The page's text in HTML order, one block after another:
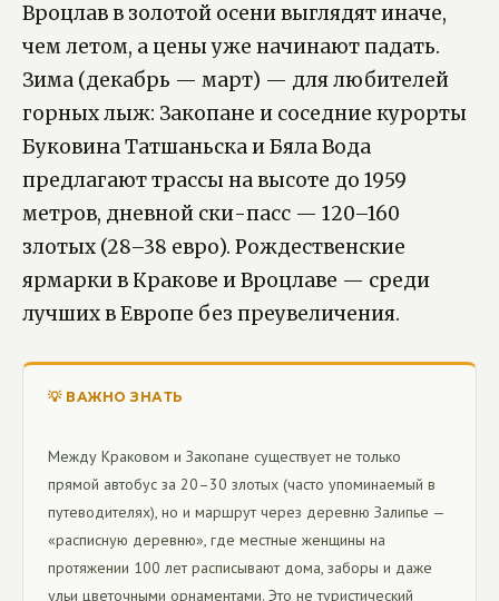
Вроцлав в золотой осени выглядят иначе,
чем летом, а цены уже начинают падать.
Зима (декабрь — март) — для любителей
горных лыж: Закопане и соседние курорты
Буковина Татшаньска и Бяла Вода
предлагают трассы на высоте до 1959
метров, дневной ски-пасс — 120–160
злотых (28–38 евро). Рождественские
ярмарки в Кракове и Вроцлаве — среди
лучших в Европе без преувеличения.
💡 ВАЖНО ЗНАТЬ
Между Краковом и Закопане существует не только
прямой автобус за 20–30 злотых (часто упоминаемый в
путеводителях), но и маршрут через деревню Залипье —
«расписную деревню», где местные женщины на
протяжении 100 лет расписывают дома, заборы и даже
ульи цветочными орнаментами. Это не туристический